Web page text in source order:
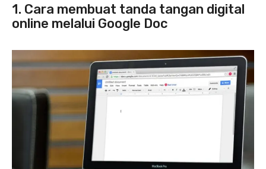
1. Cara membuat tanda tangan digital
online melalui Google Doc